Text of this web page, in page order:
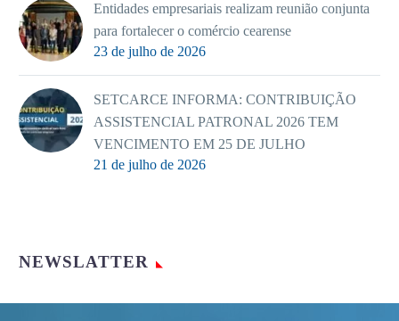
Entidades empresariais realizam reunião conjunta
para fortalecer o comércio cearense
23 de julho de 2026
SETCARCE INFORMA: CONTRIBUIÇÃO
ASSISTENCIAL PATRONAL 2026 TEM
VENCIMENTO EM 25 DE JULHO
21 de julho de 2026
NEWSLATTER